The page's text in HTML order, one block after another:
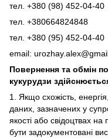
тел. +380 (98) 452-04-40
тел. +380664824848
тел. +380 (95) 452-04-40
email:
Повернення та обмін
кукурудзи
1. Якщо схожість,
даних, зазначених у
якості або свідоцтвах
бути задокументовані